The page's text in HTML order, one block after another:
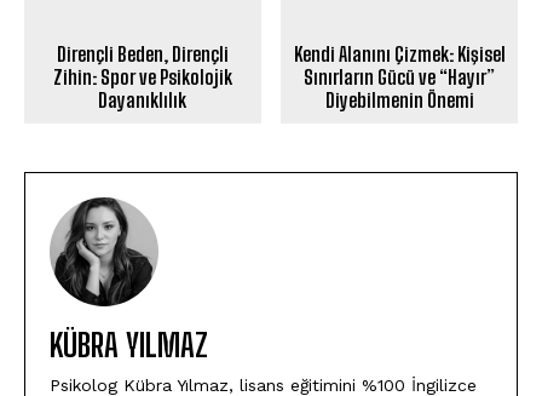
Dirençli Beden, Dirençli
Zihin: Spor ve Psikolojik
Dayanıklılık
Kendi Alanını Çizmek: Kişisel
Sınırların Gücü ve “Hayır”
Diyebilmenin Önemi
KÜBRA YILMAZ
Psikolog Kübra Yılmaz, lisans eğitimini %100 İngilizce